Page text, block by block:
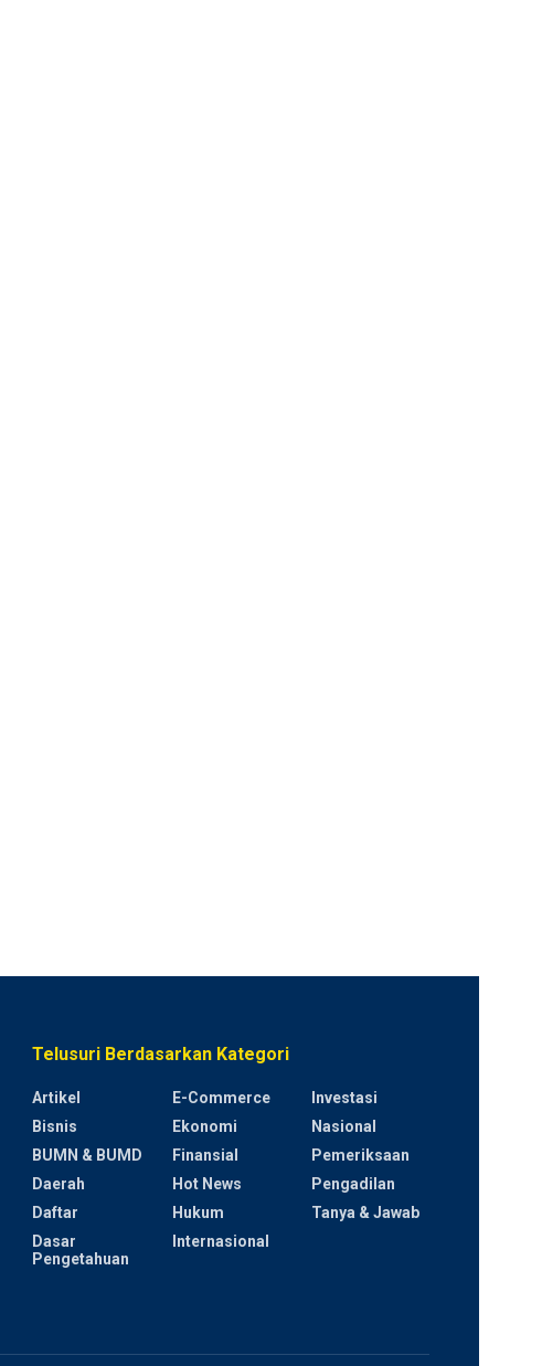
Telusuri Berdasarkan Kategori
Artikel
Bisnis
BUMN & BUMD
Daerah
Daftar
Dasar
Pengetahuan
E-Commerce
Ekonomi
Finansial
Hot News
Hukum
Internasional
Investasi
Nasional
Pemeriksaan
Pengadilan
Tanya & Jawab